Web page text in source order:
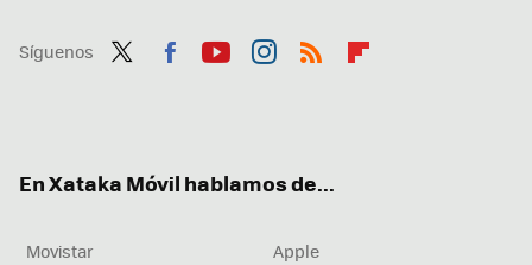
Síguenos
En Xataka Móvil hablamos de...
Movistar
Apple